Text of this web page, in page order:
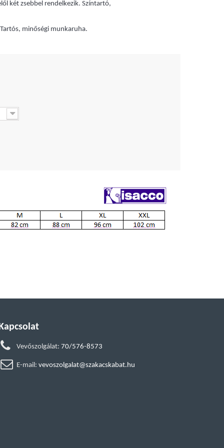
két zsebbel rendelkezik. Színtartó,
minőségi munkaruha.
Vevőszolgálat: 70/576-8573
E-mail: vevoszolgalat@szakacskabat.hu